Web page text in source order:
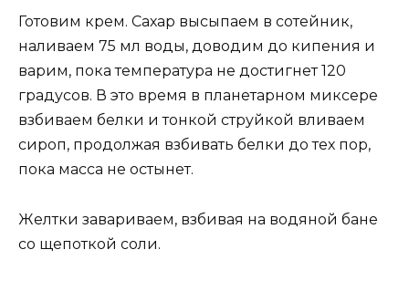
Готовим крем. Сахар высыпаем в сотейник,
наливаем 75 мл воды, доводим до кипения и
варим, пока температура не достигнет 120
градусов. В это время в планетарном миксере
взбиваем белки и тонкой струйкой вливаем
сироп, продолжая взбивать белки до тех пор,
пока масса не остынет.
Желтки завариваем, взбивая на водяной бане
со щепоткой соли.